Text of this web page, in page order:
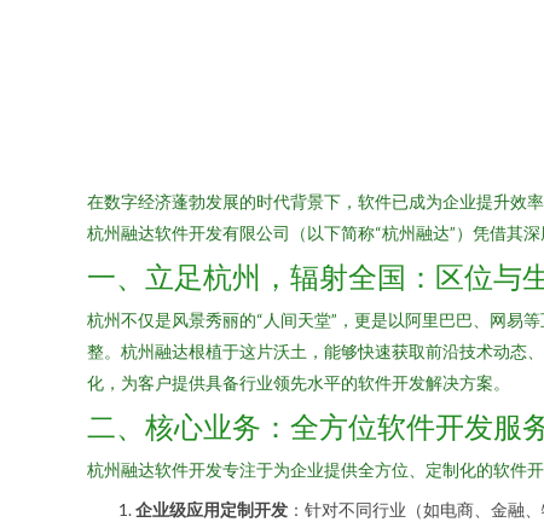
在数字经济蓬勃发展的时代背景下，软件已成为企业提升效
杭州融达软件开发有限公司（以下简称“杭州融达”）凭借其
一、立足杭州，辐射全国：区位与
杭州不仅是风景秀丽的“人间天堂”，更是以阿里巴巴、网易
整。杭州融达根植于这片沃土，能够快速获取前沿技术动态
化，为客户提供具备行业领先水平的软件开发解决方案。
二、核心业务：全方位软件开发服
杭州融达软件开发专注于为企业提供全方位、定制化的软件
企业级应用定制开发 ：针对不同行业（如电商、金融